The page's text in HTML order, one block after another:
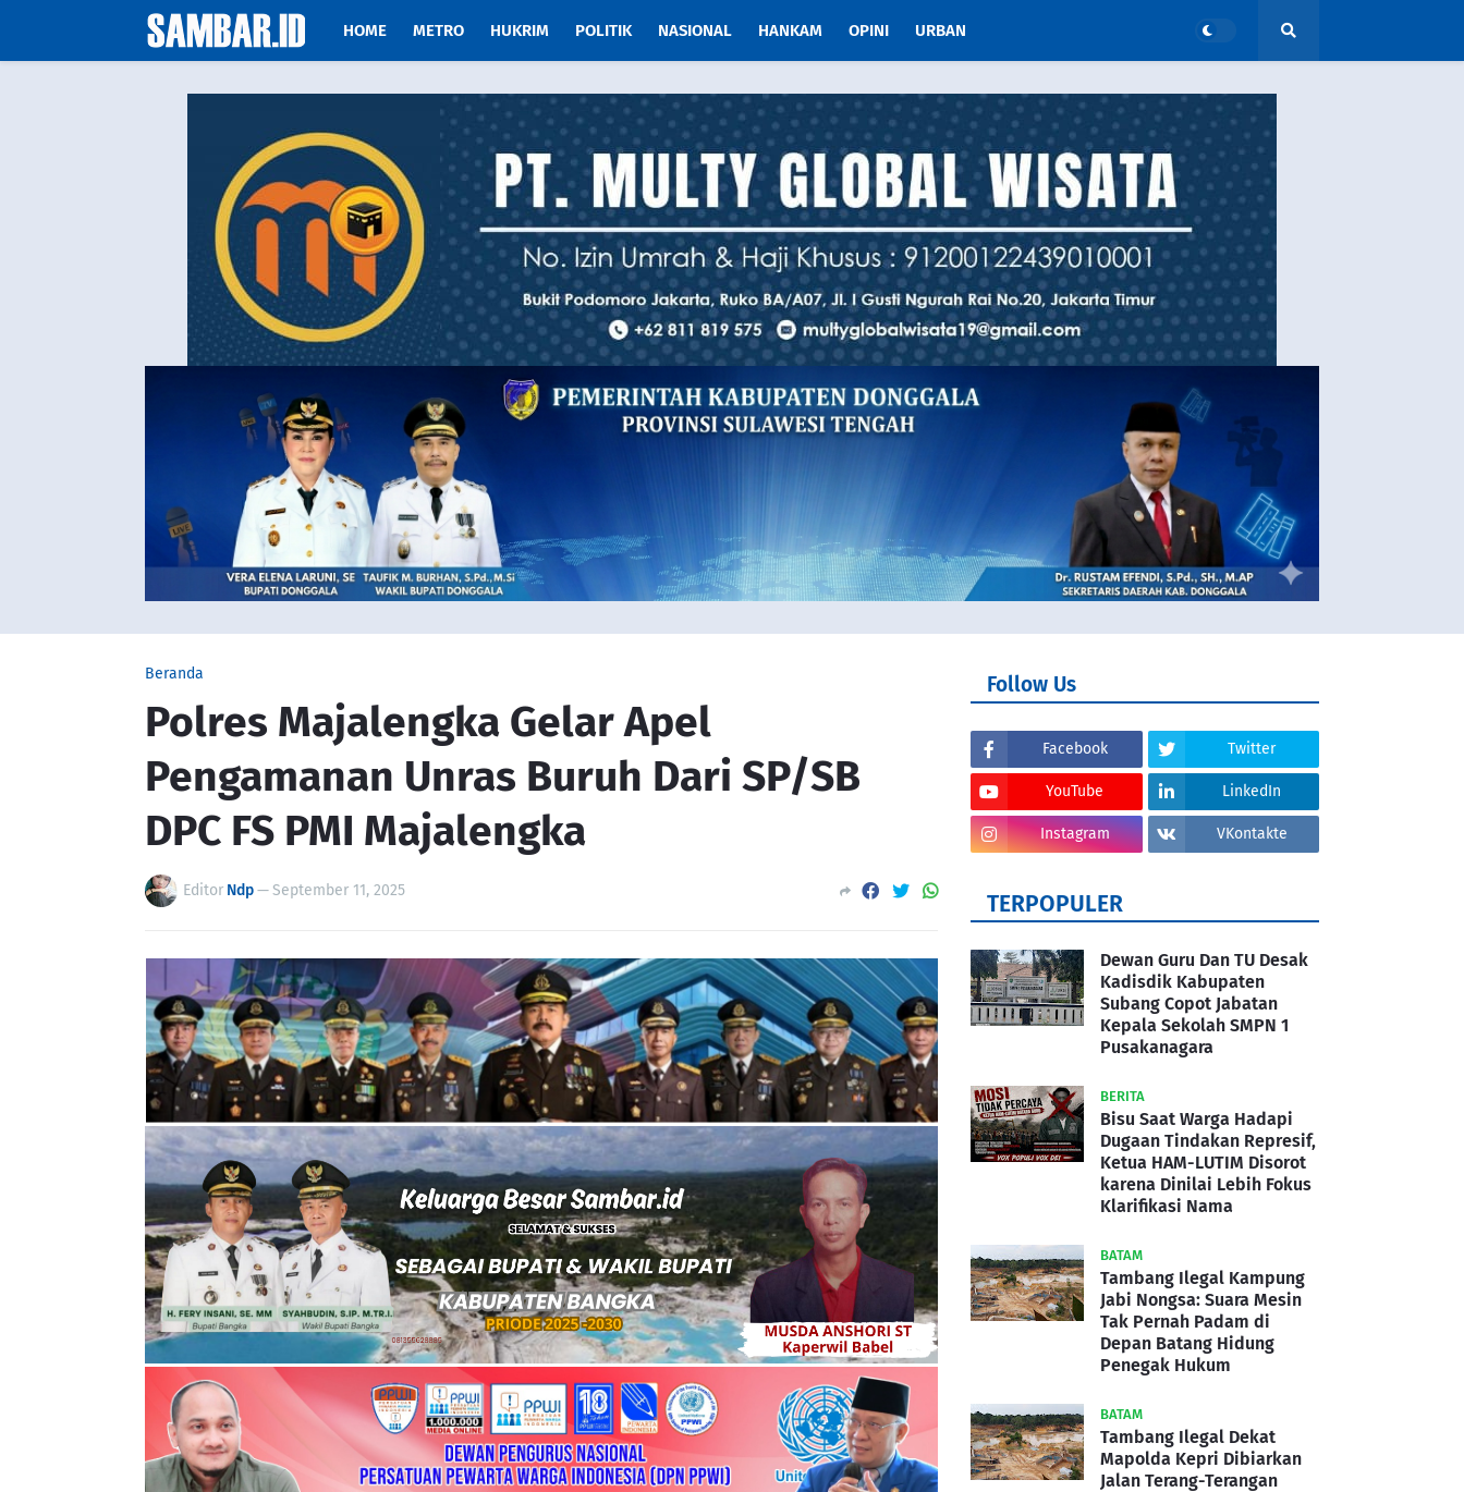
HOME METRO HUKRIM POLITIK NASIONAL HANKAM OPINI URBAN
Beranda
Polres Majalengka Gelar Apel
Pengamanan Unras Buruh Dari SP/SB
DPC FS PMI Majalengka
Editor Ndp—September 11, 2025
Follow Us
Facebook Twitter
YouTube LinkedIn
Instagram VKontakte
TERPOPULER
Dewan Guru Dan TU Desak
Kadisdik Kabupaten
Subang Copot Jabatan
Kepala Sekolah SMPN 1
Pusakanagara
BERITA
Bisu Saat Warga Hadapi
Dugaan Tindakan Represif,
Ketua HAM-LUTIM Disorot
karena Dinilai Lebih Fokus
Klarifikasi Nama
BATAM
Tambang Ilegal Kampung
Jabi Nongsa: Suara Mesin
Tak Pernah Padam di
Depan Batang Hidung
Penegak Hukum
BATAM
Tambang Ilegal Dekat
Mapolda Kepri Dibiarkan
Jalan Terang-Terangan